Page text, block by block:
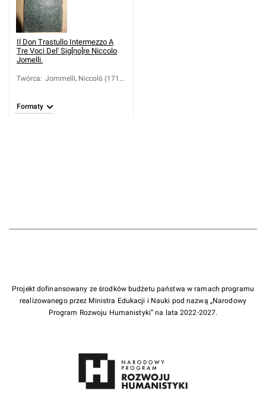
Il Don Trastullo Intermezzo A
Tre Voci Del' Sig[no]re Niccolo
Jomelli.
Twórca: Jommelli, Niccolò (1714-
Formaty
Projekt dofinansowany ze środków budżetu państwa w ramach programu
realizowanego przez Ministra Edukacji i Nauki pod nazwą „Narodowy
Program Rozwoju Humanistyki” na lata 2022-2027.